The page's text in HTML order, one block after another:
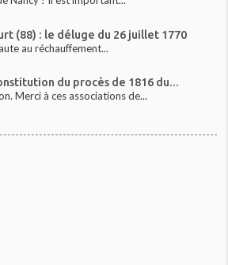
(88) : le déluge du 26 juillet 1770
au réchauffement...
du procès de 1816 du...
Merci à ces associations de...